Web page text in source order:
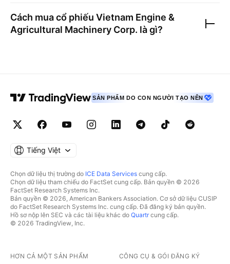
Cách mua cổ phiếu Vietnam Engine &
Agricultural Machinery Corp. là gì?
SẢN PHẨM DO CON NGƯỜI TẠO NÊN
Tiếng Việt
Chọn dữ liệu thị trường do ICE Data Services cung cấp.
Chọn dữ liệu tham chiếu do FactSet cung cấp. Bản quyền © 2026
FactSet Research Systems Inc.
Bản quyền © 2026, American Bankers Association. Cơ sở dữ liệu CUSIP
do FactSet Research Systems Inc. cung cấp. Đã đăng ký bản quyền.
Hồ sơ nộp lên SEC và các tài liệu khác do Quartrcung cấp.
© 2026 TradingView, Inc.
HƠN CẢ MỘT SẢN PHẨM CÔNG CỤ & GÓI ĐĂNG KÝ